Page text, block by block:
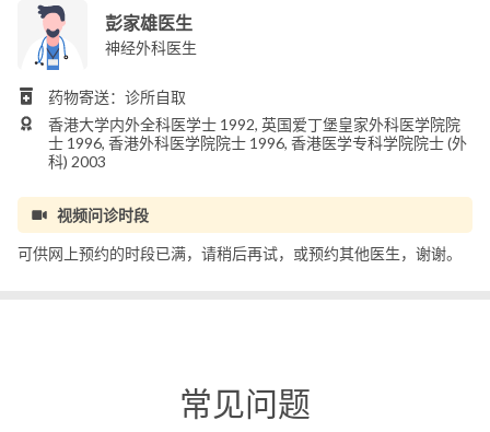
彭家雄医生
神经外科医生
药物寄送：诊所自取
香港大学内外全科医学士 1992, 英国爱丁堡皇家外科医学院院
士 1996, 香港外科医学院院士 1996, 香港医学专科学院院士 (外
科) 2003
视频问诊时段
可供网上预约的时段已满，请稍后再试，或预约其他医生，谢谢。
常见问题